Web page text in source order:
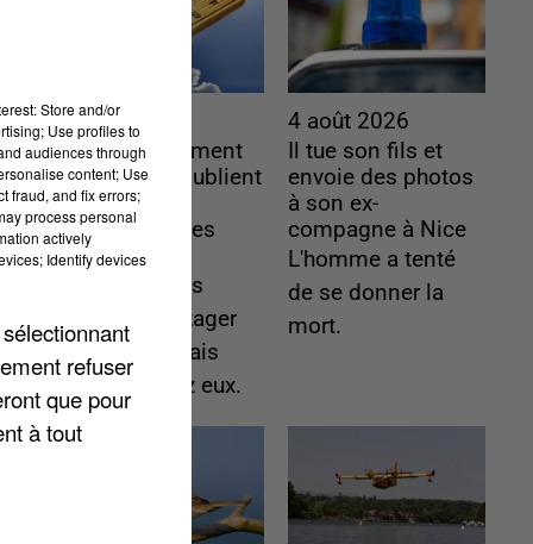
4 août 2026
Le gouvernement
et l’Ademe publient
une carte
interactive des
lieux...
Les habitants
peuvent partager
les points frais
près de chez eux.
4 août 2026
Il tue son fils et
envoie des photos
à son ex-
compagne à Nice
L'homme a tenté
de se donner la
mort.
Store and/or
Use profiles to
audiences through
content; Use
fraud, and fix errors;
process personal
actively
Identify devices
refuser
que pour
à tout